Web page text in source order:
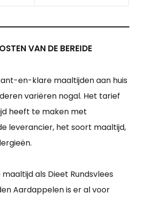
VAN DE BEREIDE
en-klare maaltijden aan huis
variëren nogal. Het tarief
heeft te maken met
leverancier, het soort maaltijd,
als Dieet Rundsvlees
Aardappelen is er al voor